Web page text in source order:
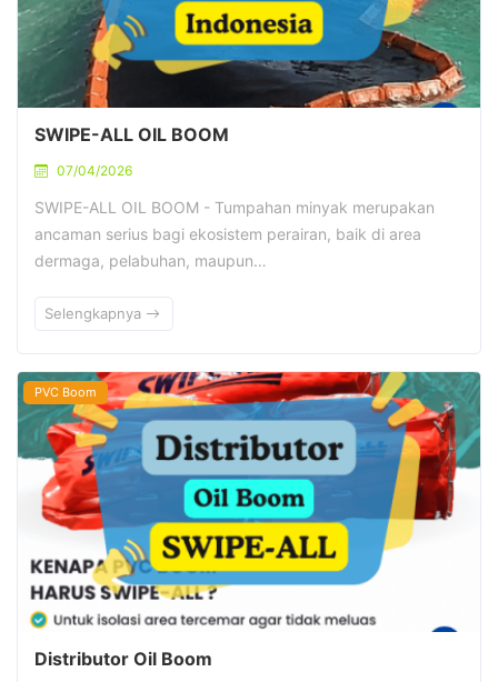
SWIPE-ALL OIL BOOM
07/04/2026
SWIPE-ALL OIL BOOM - Tumpahan minyak merupakan
ancaman serius bagi ekosistem perairan, baik di area
dermaga, pelabuhan, maupun…
Selengkapnya
PVC Boom
Distributor Oil Boom